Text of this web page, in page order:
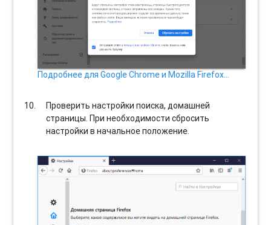
Подробнее для Google Chrome и Mozilla Firefox…
Проверить настройки поиска, домашней
страницы. При необходимости сбросить
настройки в начальное положение.